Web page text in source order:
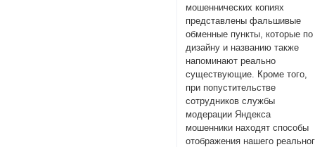
мошеннических копиях
представлены фальшивые
обменные пункты, которые по
дизайну и названию также
напоминают реально
существующие. Кроме того,
при попустительстве
сотрудников службы
модерации Яндекса
мошенники находят способы
отображения нашего